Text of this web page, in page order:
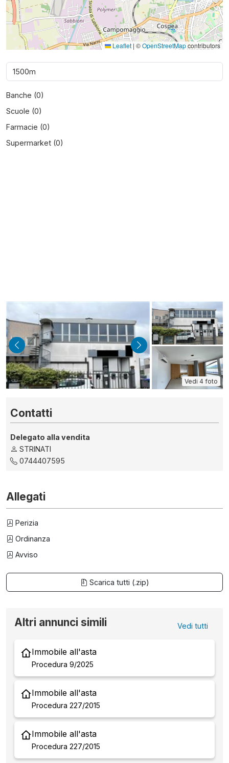
Leaflet | ©OpenStreetMapcontributors
Banche (0)
Scuole (0)
Farmacie (0)
Supermarket (0)
indietro avanti
Vedi 4 foto
Contatti
Delegato alla vendita
STRINATI
0744407595
Allegati
Perizia
Ordinanza
Avviso
Scarica tutti (.zip)
Altri annunci simili Vedi tutti
Immobile all'asta
Procedura 9/2025
Immobile all'asta
Procedura 227/2015
Immobile all'asta
Procedura 227/2015